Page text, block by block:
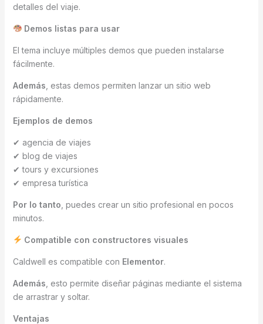
detalles del viaje.
Demos listas para usar
El tema incluye múltiples demos que pueden instalarse
fácilmente.
Además , estas demos permiten lanzar un sitio web
rápidamente.
Ejemplos de demos
✔ agencia de viajes
✔ blog de viajes
✔ tours y excursiones
✔ empresa turística
Por lo tanto , puedes crear un sitio profesional en pocos
minutos.
Compatible con constructores visuales
Caldwell es compatible con Elementor.
Además , esto permite diseñar páginas mediante el sistema
de arrastrar y soltar.
Ventajas